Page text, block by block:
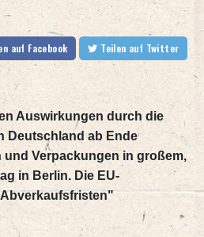
auf Facebook Teilen auf Twitter
Auswirkungen durch die
Deutschland ab Ende
Verpackungen in großem,
in Berlin. Die EU-